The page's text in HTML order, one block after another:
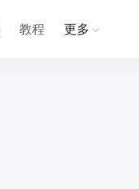
教程 更多